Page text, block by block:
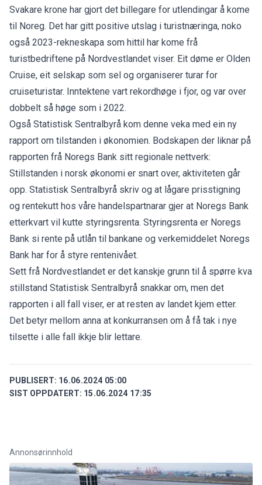
Svakare krone har gjort det billegare for utlendingar å kome
til Noreg. Det har gitt positive utslag i turistnæringa, noko
også 2023-rekneskapa som hittil har kome frå
turistbedriftene på Nordvestlandet viser. Eit døme er Olden
Cruise, eit selskap som sel og organiserer turar for
cruiseturistar. Inntektene vart rekordhøge i fjor, og var over
dobbelt så høge som i 2022.
Også Statistisk Sentralbyrå kom denne veka med ein ny
rapport om tilstanden i økonomien. Bodskapen der liknar på
rapporten frå Noregs Bank sitt regionale nettverk:
Stillstanden i norsk økonomi er snart over, aktiviteten går
opp. Statistisk Sentralbyrå skriv og at lågare prisstigning
og rentekutt hos våre handelspartnarar gjer at Noregs Bank
etterkvart vil kutte styringsrenta. Styringsrenta er Noregs
Bank si rente på utlån til bankane og verkemiddelet Noregs
Bank har for å styre rentenivået.
Sett frå Nordvestlandet er det kanskje grunn til å spørre kva
stillstand Statistisk Sentralbyrå snakkar om, men det
rapporten i all fall viser, er at resten av landet kjem etter.
Det betyr mellom anna at konkurransen om å få tak i nye
tilsette i alle fall ikkje blir lettare.
PUBLISERT: 16.06.2024 05:00
SIST OPPDATERT: 15.06.2024 17:35
Annonsørinnhold